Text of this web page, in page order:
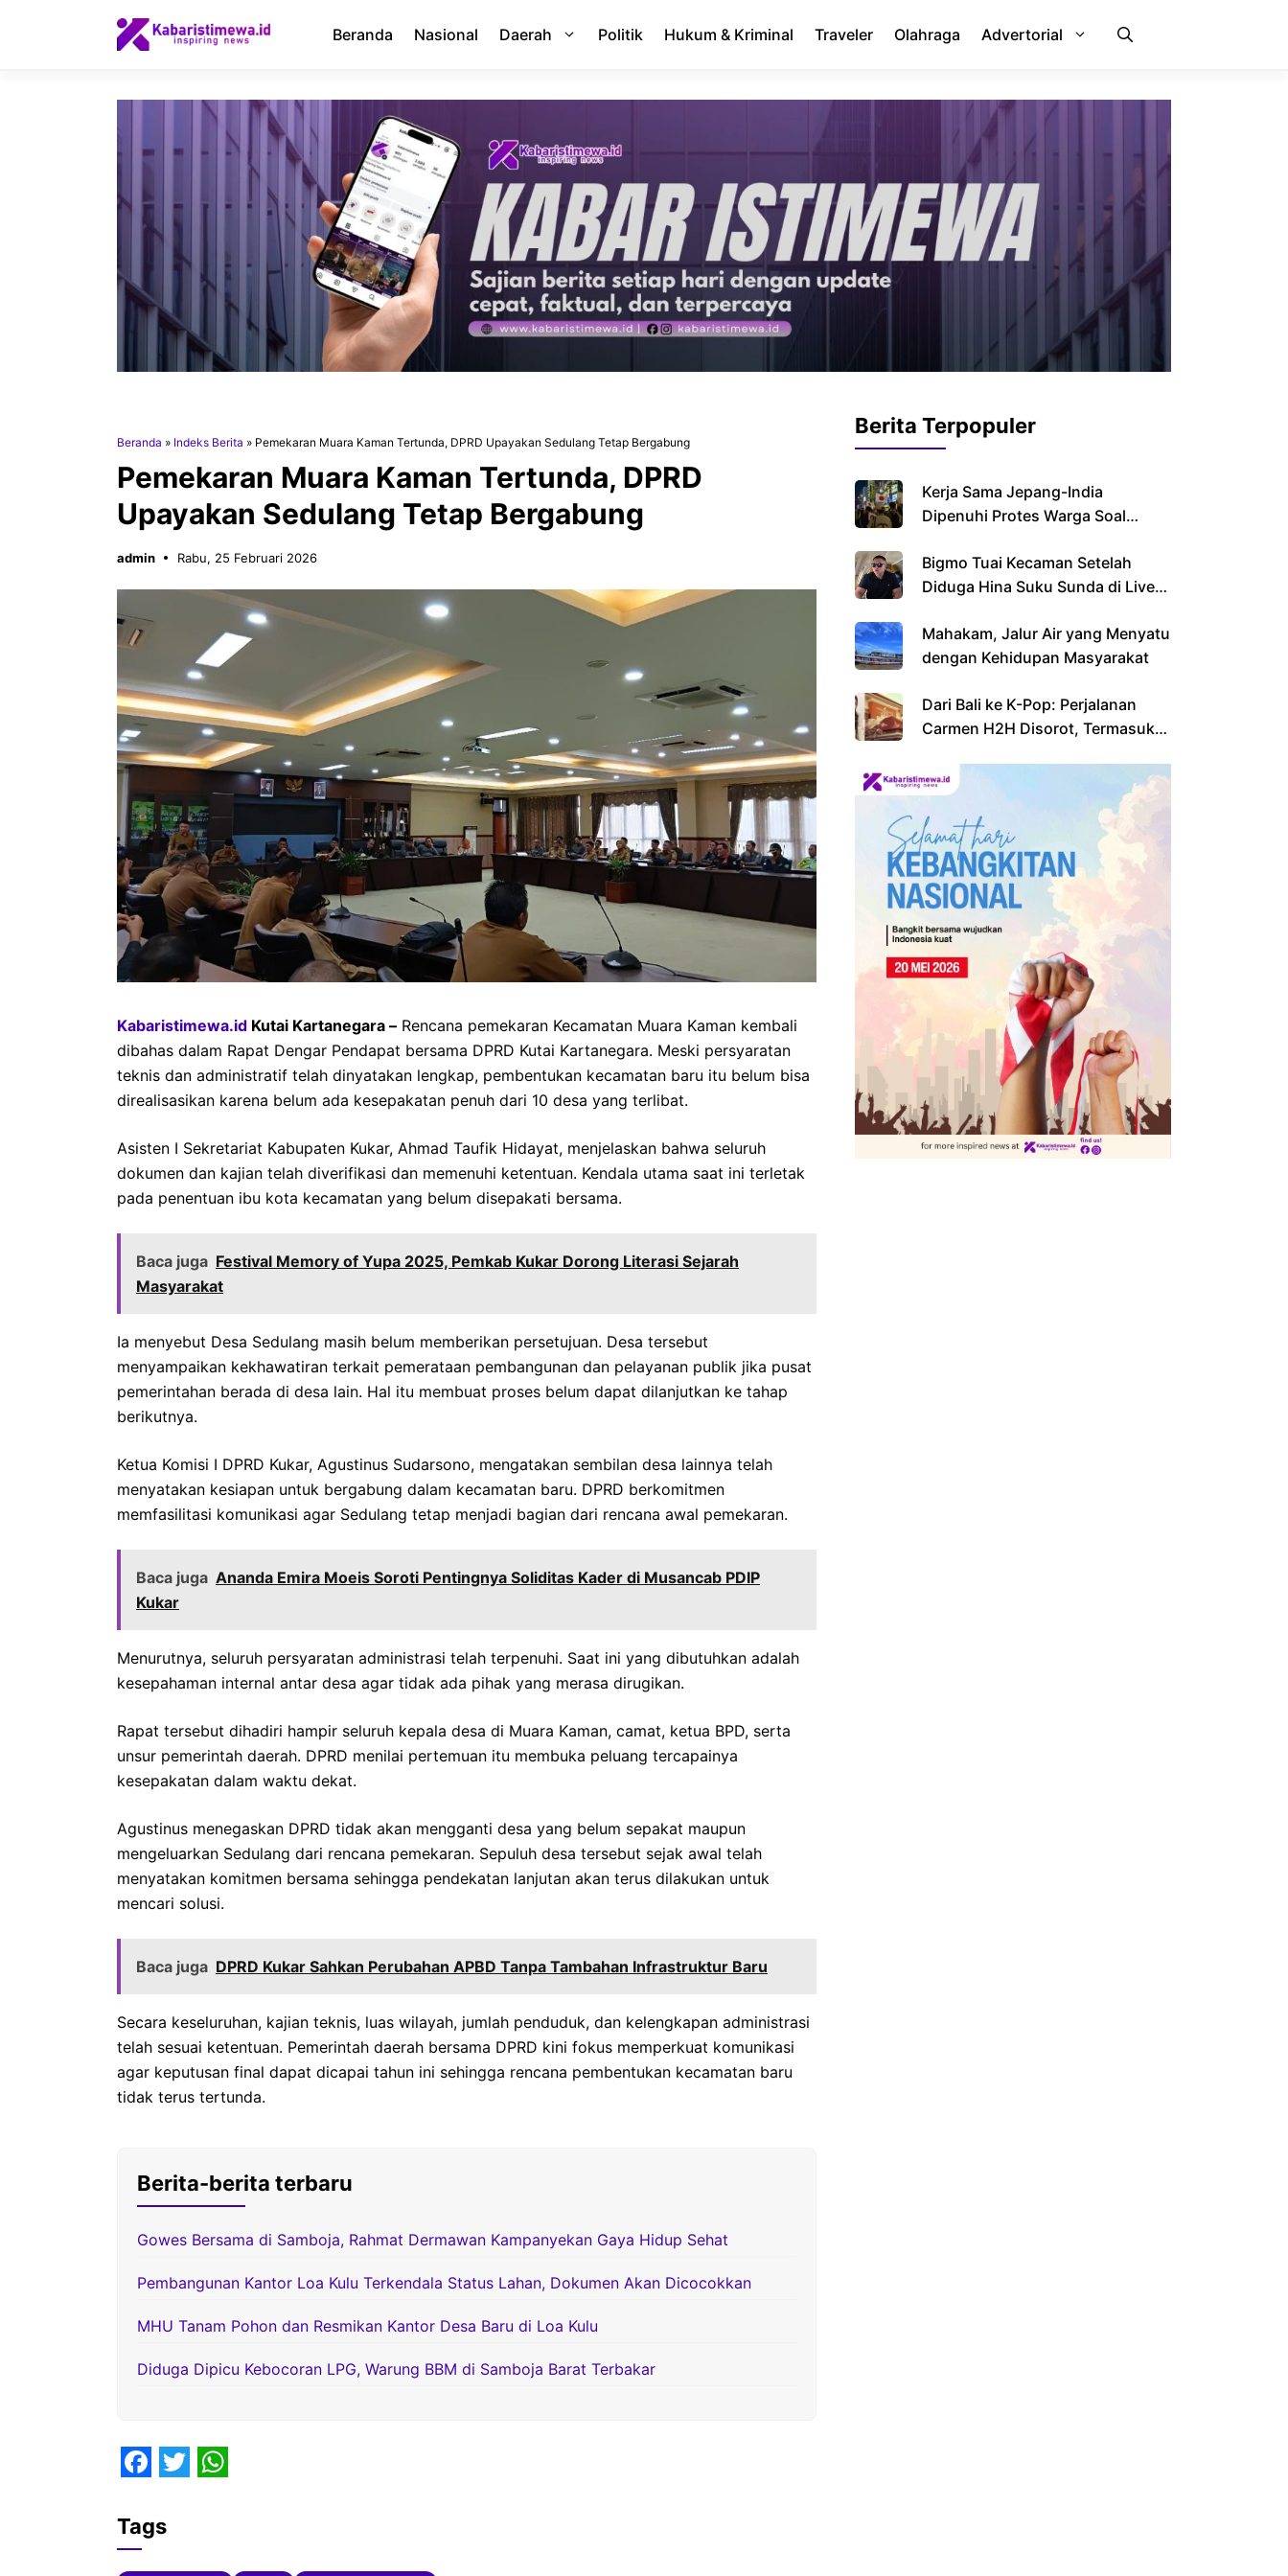
Beranda Nasional Daerah Politik Hukum & Kriminal Traveler Olahraga Advertorial
Beranda » Indeks Berita » Pemekaran Muara Kaman Tertunda, DPRD Upayakan Sedulang Tetap Bergabung
Pemekaran Muara Kaman Tertunda, DPRD
Upayakan Sedulang Tetap Bergabung
admin Rabu, 25 Februari 2026
Kabaristimewa.id Kutai Kartanegara – Rencana pemekaran Kecamatan Muara Kaman kembali
dibahas dalam Rapat Dengar Pendapat bersama DPRD Kutai Kartanegara. Meski persyaratan
teknis dan administratif telah dinyatakan lengkap, pembentukan kecamatan baru itu belum bisa
direalisasikan karena belum ada kesepakatan penuh dari 10 desa yang terlibat.
Asisten I Sekretariat Kabupaten Kukar, Ahmad Taufik Hidayat, menjelaskan bahwa seluruh
dokumen dan kajian telah diverifikasi dan memenuhi ketentuan. Kendala utama saat ini terletak
pada penentuan ibu kota kecamatan yang belum disepakati bersama.
Baca juga Festival Memory of Yupa 2025, Pemkab Kukar Dorong Literasi Sejarah
Masyarakat
Ia menyebut Desa Sedulang masih belum memberikan persetujuan. Desa tersebut
menyampaikan kekhawatiran terkait pemerataan pembangunan dan pelayanan publik jika pusat
pemerintahan berada di desa lain. Hal itu membuat proses belum dapat dilanjutkan ke tahap
berikutnya.
Ketua Komisi I DPRD Kukar, Agustinus Sudarsono, mengatakan sembilan desa lainnya telah
menyatakan kesiapan untuk bergabung dalam kecamatan baru. DPRD berkomitmen
memfasilitasi komunikasi agar Sedulang tetap menjadi bagian dari rencana awal pemekaran.
Baca juga Ananda Emira Moeis Soroti Pentingnya Soliditas Kader di Musancab PDIP
Kukar
Menurutnya, seluruh persyaratan administrasi telah terpenuhi. Saat ini yang dibutuhkan adalah
kesepahaman internal antar desa agar tidak ada pihak yang merasa dirugikan.
Rapat tersebut dihadiri hampir seluruh kepala desa di Muara Kaman, camat, ketua BPD, serta
unsur pemerintah daerah. DPRD menilai pertemuan itu membuka peluang tercapainya
kesepakatan dalam waktu dekat.
Agustinus menegaskan DPRD tidak akan mengganti desa yang belum sepakat maupun
mengeluarkan Sedulang dari rencana pemekaran. Sepuluh desa tersebut sejak awal telah
menyatakan komitmen bersama sehingga pendekatan lanjutan akan terus dilakukan untuk
mencari solusi.
Baca juga DPRD Kukar Sahkan Perubahan APBD Tanpa Tambahan Infrastruktur Baru
Secara keseluruhan, kajian teknis, luas wilayah, jumlah penduduk, dan kelengkapan administrasi
telah sesuai ketentuan. Pemerintah daerah bersama DPRD kini fokus memperkuat komunikasi
agar keputusan final dapat dicapai tahun ini sehingga rencana pembentukan kecamatan baru
tidak terus tertunda.
Berita-berita terbaru
Gowes Bersama di Samboja, Rahmat Dermawan Kampanyekan Gaya Hidup Sehat
Pembangunan Kantor Loa Kulu Terkendala Status Lahan, Dokumen Akan Dicocokkan
MHU Tanam Pohon dan Resmikan Kantor Desa Baru di Loa Kulu
Diduga Dipicu Kebocoran LPG, Warung BBM di Samboja Barat Terbakar
a
c
w
Tags
Berita Terpopuler
Kerja Sama Jepang-India
Dipenuhi Protes Warga Soal
Bigmo Tuai Kecaman Setelah
Diduga Hina Suku Sunda di Live
Mahakam, Jalur Air yang Menyatu
dengan Kehidupan Masyarakat
Dari Bali ke K-Pop: Perjalanan
Carmen H2H Disorot, Termasuk